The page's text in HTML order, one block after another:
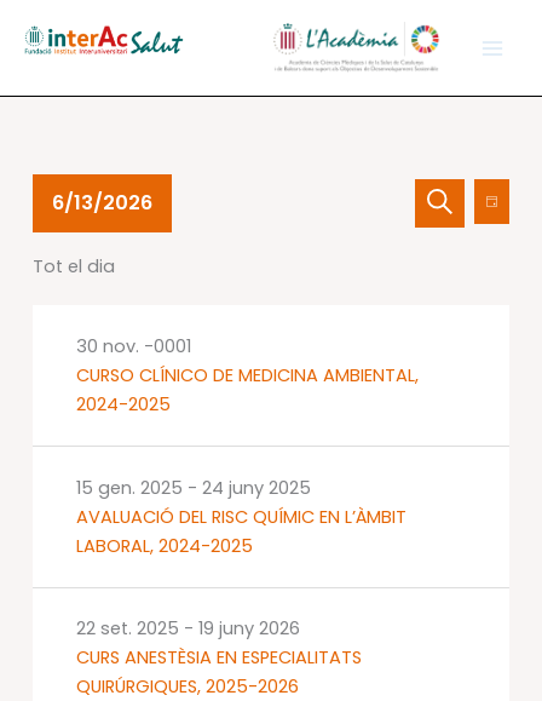
Esdeveniments
juny
Navegació
visualCercade
Dia
6/13/2026
una
Tot el dia
CURSO CLÍNICO DE MEDICINA AMBIENTAL,
2024-2025
30 nov. -0001
AVALUACIÓ DEL RISC QUÍMIC EN L’ÀMBIT
LABORAL, 2024-2025
15 gen. 2025 - 24 juny 2025
CURS ANESTÈSIA EN ESPECIALITATS
QUIRÚRGIQUES, 2025-2026
22 set. 2025 - 19 juny 2026